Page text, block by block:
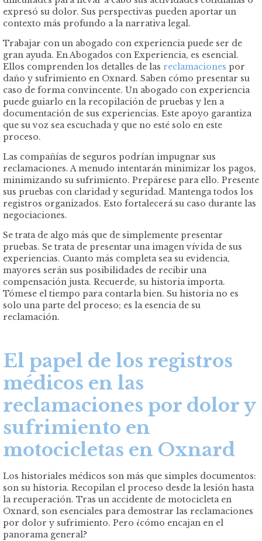
expresó su dolor. Sus perspectivas pueden aportar un
contexto más profundo a la narrativa legal.
Trabajar con un abogado con experiencia puede ser de
gran ayuda. En Abogados con Experiencia, es esencial.
Ellos comprenden los detalles de las reclamaciones por
daño y sufrimiento en Oxnard. Saben cómo presentar su
caso de forma convincente. Un abogado con experiencia
puede guiarlo en la recopilación de pruebas y len a
documentación de sus experiencias. Este apoyo garantiza
que su voz sea escuchada y que no esté solo en este
proceso.
Las compañías de seguros podrían impugnar sus
reclamaciones. A menudo intentarán minimizar los pagos,
minimizando su sufrimiento. Prepárese para ello. Presente
sus pruebas con claridad y seguridad. Mantenga todos los
registros organizados. Esto fortalecerá su caso durante las
negociaciones.
Se trata de algo más que de simplemente presentar
pruebas. Se trata de presentar una imagen vívida de sus
experiencias. Cuanto más completa sea su evidencia,
mayores serán sus posibilidades de recibir una
compensación justa. Recuerde, su historia importa.
Tómese el tiempo para contarla bien. Su historia no es
solo una parte del proceso; es la esencia de su
reclamación.
El papel de los registros
médicos en las
reclamaciones por dolor y
sufrimiento en
motocicletas en Oxnard
Los historiales médicos son más que simples documentos:
son su historia. Recopilan el proceso desde la lesión hasta
la recuperación. Tras un accidente de motocicleta en
Oxnard, son esenciales para demostrar las reclamaciones
por dolor y sufrimiento. Pero ¿cómo encajan en el
panorama general?